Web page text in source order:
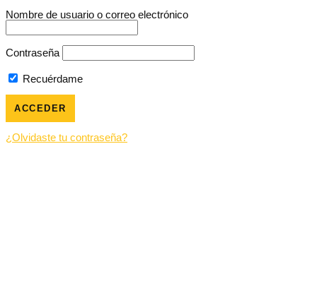
Nombre de usuario o correo electrónico
Contraseña
Recuérdame
¿Olvidaste tu contraseña?